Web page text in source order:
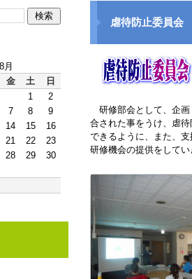
虐待防止委員会
研修部会として、企画
合された事をうけ、虐
できるように、また、
研修機会の提供をしてい
月
金 土 日
1
2
7 8
9
14 15
16
21 22
23
28 29
30